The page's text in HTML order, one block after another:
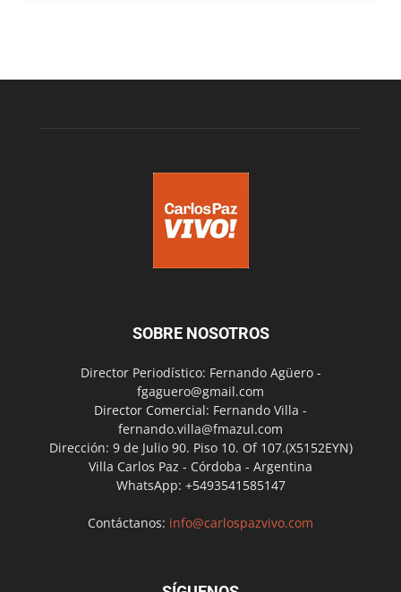
SOBRE NOSOTROS
Director Periodístico: Fernando Agüero -
fgaguero@gmail.com
Director Comercial: Fernando Villa -
fernando.villa@fmazul.com
Dirección: 9 de Julio 90. Piso 10. Of 107.(X5152EYN)
Villa Carlos Paz - Córdoba - Argentina
WhatsApp: +5493541585147
Contáctanos: info@carlospazvivo.com